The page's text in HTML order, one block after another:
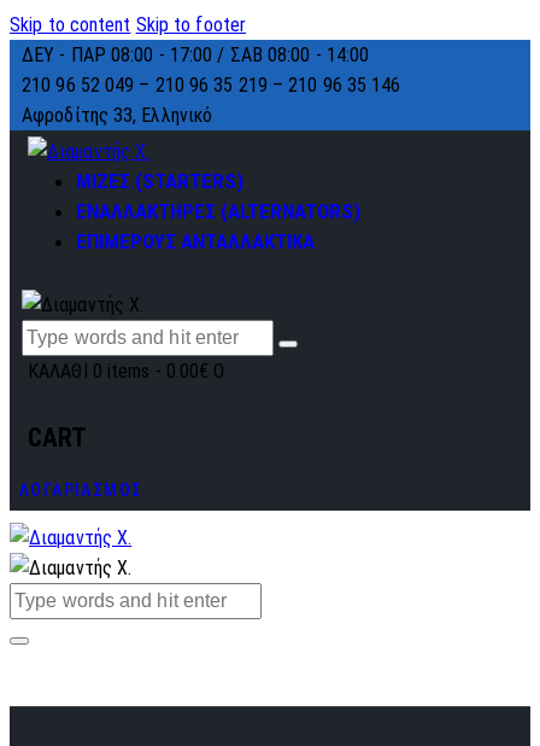
Skip to content Skip to footer
ΔΕΥ - ΠΑΡ 08:00 - 17:00 / ΣΑΒ 08:00 - 14:00
210 96 52 049 – 210 96 35 219 –210 96 35 146
Αφροδίτης 33, Ελληνικό
ΜΙΖΕΣ (STARTERS)
ΕΝΑΛΛΑΚΤΗΡΕΣ (ALTERNATORS)
ΕΠΙΜΕΡΟΥΣ ΑΝΤΑΛΛΑΚΤΙΚΑ
ΚΑΛΑΘΙ 0 items - 0.00€ 0
CART
ΛΟΓΑΡΙΑΣΜΟΣ